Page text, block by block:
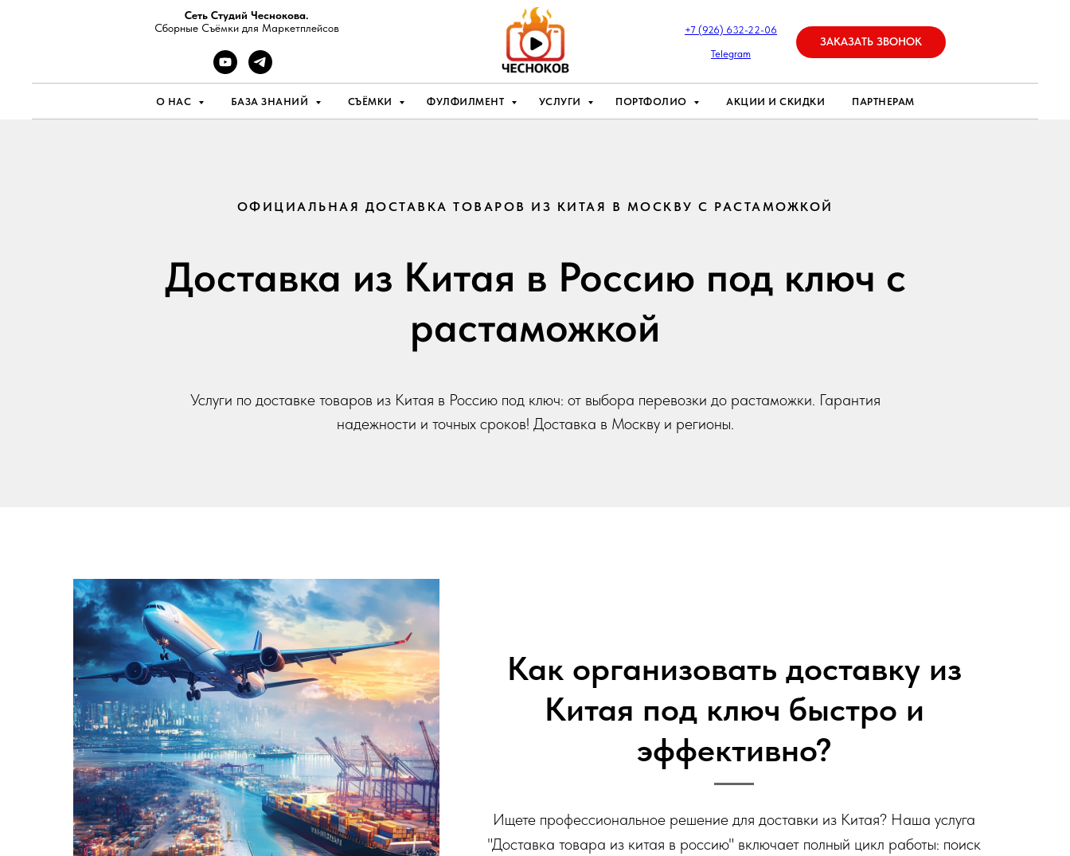
Сеть Студий Чеснокова.
Сборные Съёмки для Маркетплейсов
+7 (926) 632-22-06
Telegram
ЗАКАЗАТЬ ЗВОНОК
О НАС БАЗА ЗНАНИЙ СЪЁМКИ ФУЛФИЛМЕНТ УСЛУГИ ПОРТФОЛИО АКЦИИ И СКИДКИ ПАРТНЕРАМ
ОФИЦИАЛЬНАЯ ДОСТАВКА ТОВАРОВ ИЗ КИТАЯ В МОСКВУ С РАСТАМОЖКОЙ
Доставка из Китая в Россию под ключ с
растаможкой
Услуги по доставке товаров из Китая в Россию под ключ: от выбора перевозки до растаможки. Гарантия
надежности и точных сроков! Доставка в Москву и регионы.
Как организовать доставку из
Китая под ключ быстро и
эффективно?
Ищете профессиональное решение для доставки из Китая? Наша услуга
"Доставка товара из китая в россию" включает полный цикл работы: поиск